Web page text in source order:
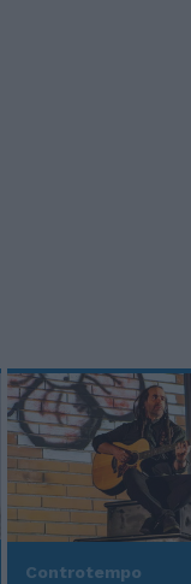
Controtempo